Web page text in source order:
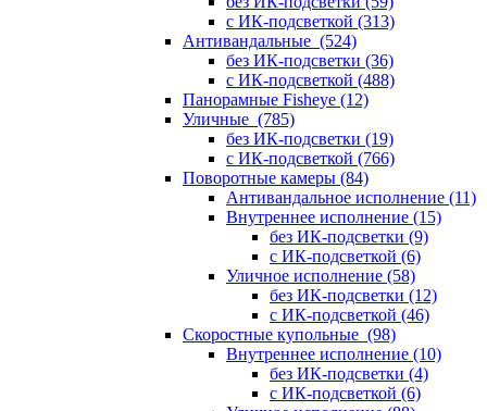
с ИК-подсветкой (313)
Антивандальные (524)
без ИК-подсветки (36)
с ИК-подсветкой (488)
Панорамные Fisheye (12)
Уличные (785)
без ИК-подсветки (19)
с ИК-подсветкой (766)
Поворотные камеры (84)
Антивандальное исполнение (11)
Внутреннее исполнение (15)
без ИК-подсветки (9)
с ИК-подсветкой (6)
Уличное исполнение (58)
без ИК-подсветки (12)
с ИК-подсветкой (46)
Скоростные купольные (98)
Внутреннее исполнение (10)
без ИК-подсветки (4)
с ИК-подсветкой (6)